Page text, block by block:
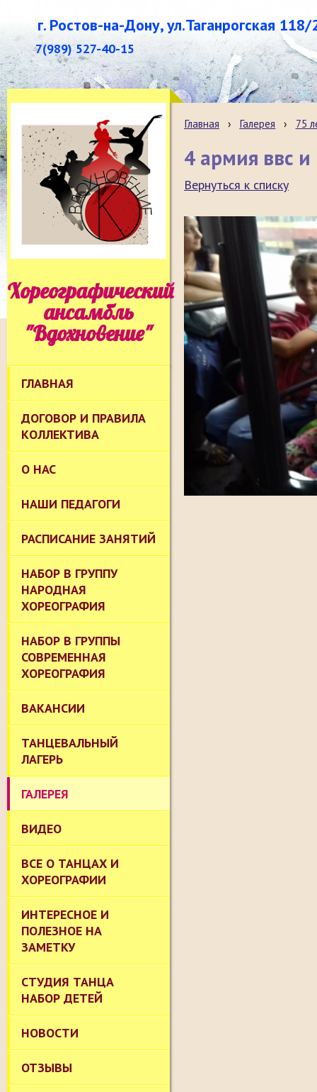
г. Ростов-на-Дону, ул.Таганрогская 118/
7(989) 527-40-15
Хореографический
ансамбль
"Вдохновение"
ГЛАВНАЯ
ДОГОВОР И ПРАВИЛА
КОЛЛЕКТИВА
О НАС
НАШИ ПЕДАГОГИ
РАСПИСАНИЕ ЗАНЯТИЙ
НАБОР В ГРУППУ
НАРОДНАЯ
ХОРЕОГРАФИЯ
НАБОР В ГРУППЫ
СОВРЕМЕННАЯ
ХОРЕОГРАФИЯ
ВАКАНСИИ
ТАНЦЕВАЛЬНЫЙ
ЛАГЕРЬ
ГАЛЕРЕЯ
ВИДЕО
ВСЕ О ТАНЦАХ И
ХОРЕОГРАФИИ
ИНТЕРЕСНОЕ И
ПОЛЕЗНОЕ НА
ЗАМЕТКУ
СТУДИЯ ТАНЦА
НАБОР ДЕТЕЙ
НОВОСТИ
ОТЗЫВЫ
Главная › Галерея › 75
4 армия ввс
Вернуться к списку